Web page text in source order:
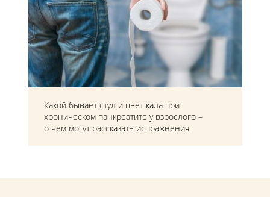
Какой бывает стул и цвет кала при
хроническом панкреатите у взрослого –
о чем могут рассказать испражнения